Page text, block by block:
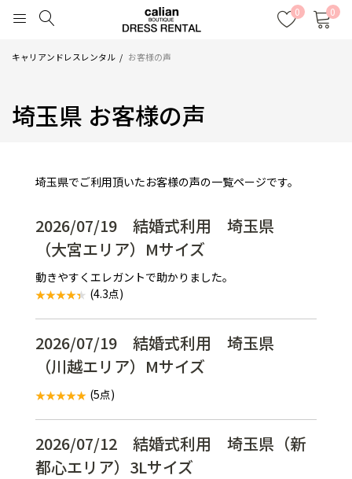
0 0
キャリアンドレスレンタル お客様の声
埼玉県 お客様の声
埼玉県でご利用頂いたお客様の声の一覧ページです。
2026/07/19 結婚式利用 埼玉県
（大宮エリア）Mサイズ
動きやすくエレガントで助かりました。
(4.3点)
2026/07/19 結婚式利用 埼玉県
（川越エリア）Mサイズ
(5点)
2026/07/12 結婚式利用 埼玉県（新
都心エリア）3Lサイズ